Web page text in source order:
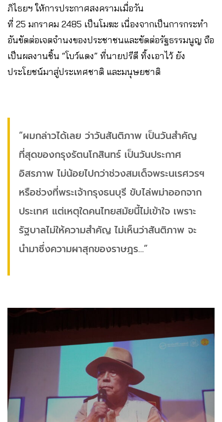
ภิไธยฯ ให้การประกาศสงครามเมื่อวัน
ที่ 25 มกราคม 2485 เป็นโมฆะ เนื่องจากเป็นการกระทำ
อันขัดต่อเจตจำนงของประชาชนและขัดต่อรัฐธรรมนูญ ถือ
เป็นผลงานชิ้น “โบว์แดง” ที่นายปรีดี ทิ้งเอาไว้ ยัง
ประโยชน์มาสู่ประเทศชาติ และมนุษยชาติ
“ผมกล่าวได้เลย ว่าวันสันติภาพ เป็นวันสำคัญ
ที่สุดของกรุงรัตนโกสินทร์ เป็นวันประกาศ
อิสรภาพ ไม่น้อยไปกว่าช่วงสมเด็จพระนเรศวรฯ
หรือช่วงที่พระเจ้ากรุงธนบุรี ขับไล่พม่าออกจาก
ประเทศ แต่เหตุใดคนไทยสมัยนี้ไม่เข้าใจ เพราะ
รัฐบาลไม่ให้ความสำคัญ ไม่เห็นว่าสันติภาพ จะ
นำมาซึ่งความผาสุกของราษฎร…”